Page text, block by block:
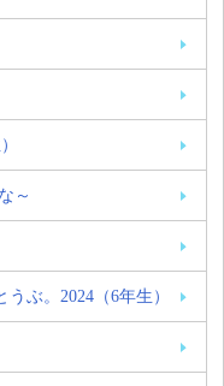
～
ぶ。2024（6年生）